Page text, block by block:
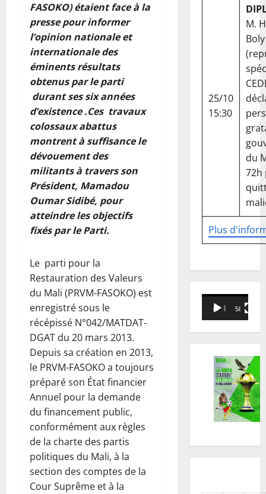
FASOKO) étaient face à la
presse pour informer
l’opinion nationale et
internationale des
éminents résultats
obtenus par le parti
durant ses six années
d’existence .Ces travaux
colossaux abattus
montrent à suffisance le
dévouement des
militants à travers son
Président, Mamadou
Oumar Sidibé, pour
atteindre les objectifs
fixés par le Parti.
Le parti pour la
Restauration des Valeurs
du Mali (PRVM-FASOKO) est
enregistré sous le
récépissé N°042/MATDAT-
DGAT du 20 mars 2013.
Depuis sa création en 2013,
le PRVM-FASOKO a toujours
préparé son État financier
Annuel pour la demande
du financement public,
conformément aux règles
de la charte des partis
politiques du Mali, à la
section des comptes de la
Cour Suprême et à la
Plus
25/10
15:30
M.
Boly
du
72h
Lecteur
vidéo
00:00 58:18